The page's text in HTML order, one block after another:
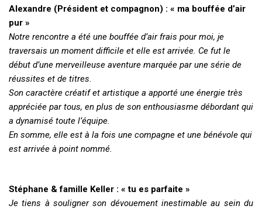
Alexandre (Président et compagnon) : « ma bouffée d’air
pur »
Notre rencontre a été une bouffée d’air frais pour moi, je
traversais un moment difficile et elle est arrivée. Ce fut le
début d’une merveilleuse aventure marquée par une série de
réussites et de titres.
Son caractère créatif et artistique a apporté une énergie très
appréciée par tous, en plus de son enthousiasme débordant qui
a dynamisé toute l’équipe.
En somme, elle est à la fois une compagne et une bénévole qui
est arrivée à point nommé.
Stéphane & famille Keller : « tu es parfaite »
Je tiens à souligner son dévouement inestimable au sein du